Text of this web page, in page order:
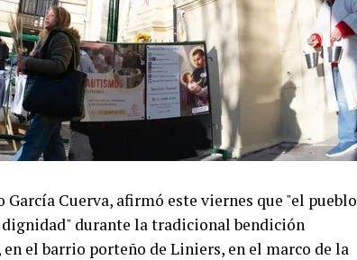
Cuerva, afirmó este viernes que "el pueblo
durante la tradicional bendición
el barrio porteño de Liniers, en el marco de la